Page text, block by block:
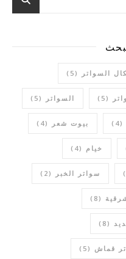
السواتر (5)
(5) السواتر (5)
(4) بيوت شعر (4)
خيام (4)
سواتر الخبر (2)
(8)
(8)
قماش (5)